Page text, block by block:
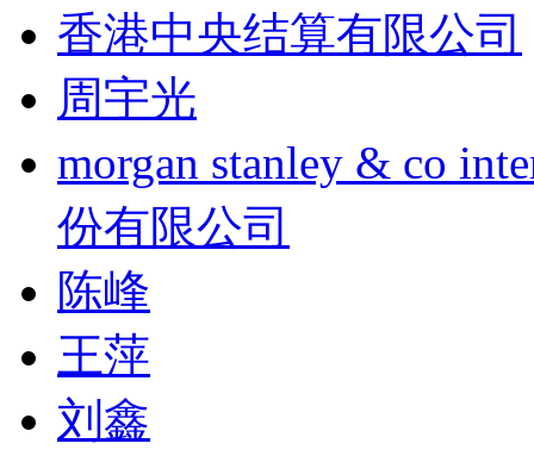
香港中央结算有限公司
周宇光
morgan stanley & co
份有限公司
陈峰
王萍
刘鑫